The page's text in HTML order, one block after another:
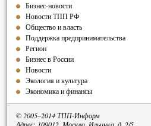
Бизнес-новости
Новости ТПП РФ
Общество и власть
Поддержка предпринимательства
Регион
Бизнес в России
Новости
Экология и культура
Экономика и финансы
© 2005–2014 ТПП-Информ